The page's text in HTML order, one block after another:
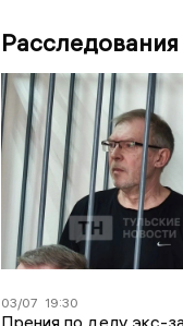
Расследования
03/07 19:30
Прения по делу экс-